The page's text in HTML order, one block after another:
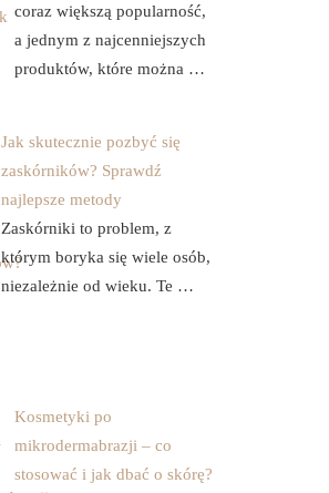
coraz większą popularność,
a jednym z najcenniejszych
produktów, które można …
Jak skutecznie pozbyć się
zaskórników? Sprawdź
najlepsze metody
Zaskórniki to problem, z
którym boryka się wiele osób,
niezależnie od wieku. Te …
Kosmetyki po
mikrodermabrazji – co
stosować i jak dbać o skórę?